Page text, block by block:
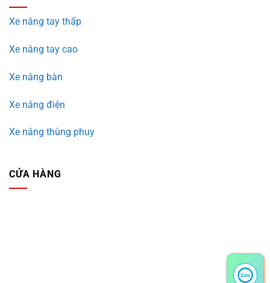
Xe nâng tay thấp
Xe nâng tay cao
Xe nâng bàn
Xe nâng điện
Xe nâng thùng phuy
CỬA HÀNG